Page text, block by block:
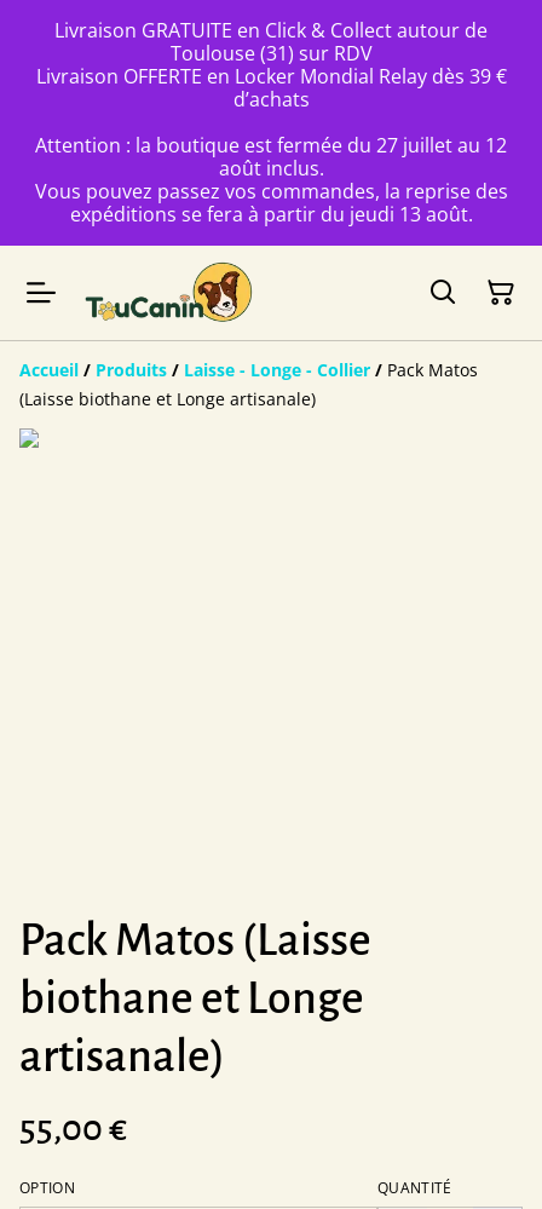
Livraison GRATUITE en Click & Collect autour de
Toulouse (31) sur RDV
Livraison OFFERTE en Locker Mondial Relay dès 39 €
d’achats
Attention : la boutique est fermée du 27 juillet au 12
août inclus.
Vous pouvez passez vos commandes, la reprise des
expéditions se fera à partir du jeudi 13 août.
Accueil / Produits / Laisse - Longe - Collier / Pack Matos
(Laisse biothane et Longe artisanale)
Pack Matos (Laisse
biothane et Longe
artisanale)
55,00 €
OPTION QUANTITÉ